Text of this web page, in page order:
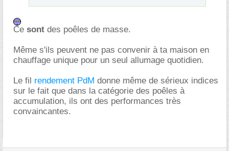
Ce sont des poêles de masse.
Même s'ils peuvent ne pas convenir à ta maison en
chauffage unique pour un seul allumage quotidien.
Le fil rendement PdM donne même de sérieux indices
sur le fait que dans la catégorie des poêles à
accumulation, ils ont des performances très
convaincantes.